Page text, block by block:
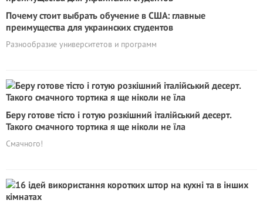
Почему стоит выбрать обучение в США: главные
преимущества для украинских студентов
Разнообразие университетов и программ
Беру готове тісто і готую розкішний італійський десерт.
Такого смачного тортика я ще ніколи не їла
Смачного!